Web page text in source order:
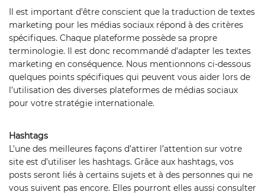
Il est important d’être conscient que la traduction de textes
marketing pour les médias sociaux répond à des critères
spécifiques. Chaque plateforme possède sa propre
terminologie. Il est donc recommandé d’adapter les textes
marketing en conséquence. Nous mentionnons ci-dessous
quelques points spécifiques qui peuvent vous aider lors de
l’utilisation des diverses plateformes de médias sociaux
pour votre stratégie internationale.
Hashtags
L’une des meilleures façons d’attirer l’attention sur votre
site est d’utiliser les hashtags. Grâce aux hashtags, vos
posts seront liés à certains sujets et à des personnes qui ne
vous suivent pas encore. Elles pourront elles aussi consulter